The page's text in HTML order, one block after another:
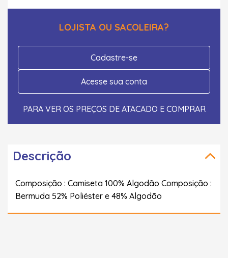
LOJISTA OU SACOLEIRA?
Cadastre-se
Acesse sua conta
PARA VER OS PREÇOS DE ATACADO E COMPRAR
Descrição
Composição : Camiseta 100% Algodão Composição :
Bermuda 52% Poliéster e 48% Algodão